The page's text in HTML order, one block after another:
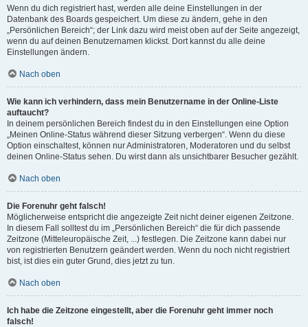
Wenn du dich registriert hast, werden alle deine Einstellungen in der
Datenbank des Boards gespeichert. Um diese zu ändern, gehe in den
„Persönlichen Bereich“; der Link dazu wird meist oben auf der Seite angezeigt,
wenn du auf deinen Benutzernamen klickst. Dort kannst du alle deine
Einstellungen ändern.
Nach oben
Wie kann ich verhindern, dass mein Benutzername in der Online-Liste
auftaucht?
In deinem persönlichen Bereich findest du in den Einstellungen eine Option
„Meinen Online-Status während dieser Sitzung verbergen“. Wenn du diese
Option einschaltest, können nur Administratoren, Moderatoren und du selbst
deinen Online-Status sehen. Du wirst dann als unsichtbarer Besucher gezählt.
Nach oben
Die Forenuhr geht falsch!
Möglicherweise entspricht die angezeigte Zeit nicht deiner eigenen Zeitzone.
In diesem Fall solltest du im „Persönlichen Bereich“ die für dich passende
Zeitzone (Mitteleuropäische Zeit, ...) festlegen. Die Zeitzone kann dabei nur
von registrierten Benutzern geändert werden. Wenn du noch nicht registriert
bist, ist dies ein guter Grund, dies jetzt zu tun.
Nach oben
Ich habe die Zeitzone eingestellt, aber die Forenuhr geht immer noch
falsch!